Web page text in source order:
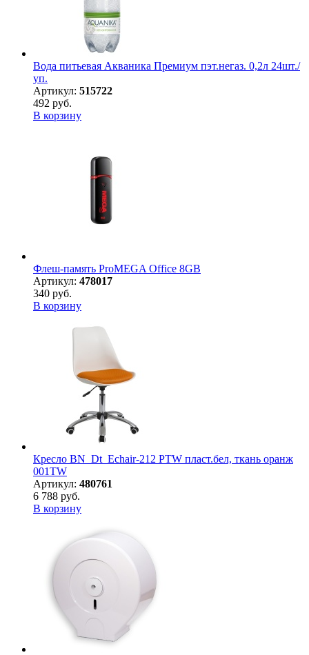
Вода питьевая Акваника Премиум пэт.негаз. 0,2л 24шт./
уп.
Артикул: 515722
492 руб.
В корзину
Флеш-память ProMEGA Office 8GB
Артикул: 478017
340 руб.
В корзину
Кресло BN_Dt_Echair-212 PTW пласт.бел, ткань оранж
001TW
Артикул: 480761
6 788 руб.
В корзину